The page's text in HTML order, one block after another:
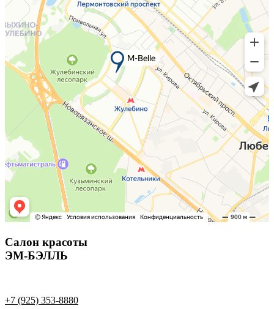
Салон красоты
ЭМ-БЭЛЛЬ
+7 (925) 353-8880